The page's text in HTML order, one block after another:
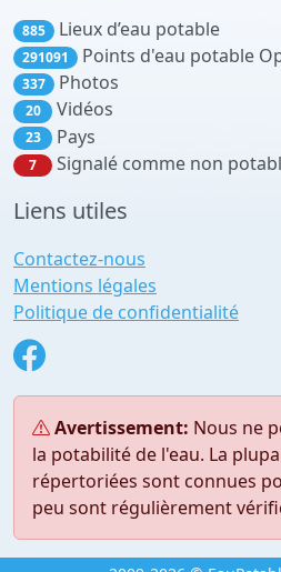
885 Lieux d’eau potable
291091 Points d'eau potable
337 Photos
20 Vidéos
23 Pays
7 Signalé comme non
Liens utiles
Contactez-nous
Mentions légales
Politique de confidentialité
Avertissement: Nous ne
la potabilité de l'eau. La
répertoriées sont connues
peu sont régulièrement